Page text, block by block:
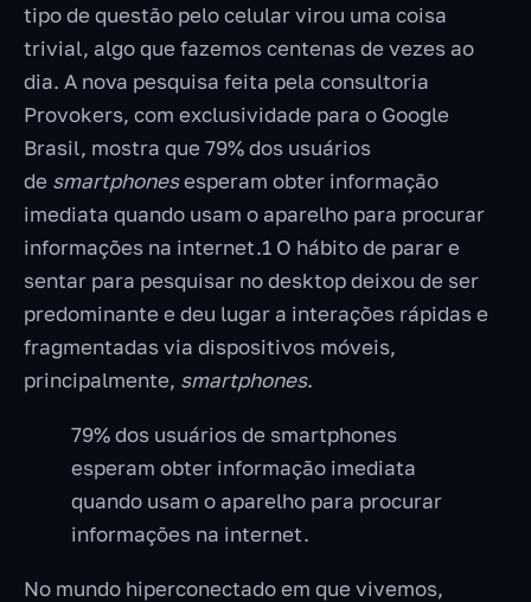
tipo de questão pelo celular virou uma coisa
trivial, algo que fazemos centenas de vezes ao
dia. A nova pesquisa feita pela consultoria
Provokers, com exclusividade para o Google
Brasil, mostra que 79% dos usuários
de smartphonesesperam obter informação
imediata quando usam o aparelho para procurar
informações na internet.1 O hábito de parar e
sentar para pesquisar no desktop deixou de ser
predominante e deu lugar a interações rápidas e
fragmentadas via dispositivos móveis,
principalmente, smartphones.
79% dos usuários de smartphones
esperam obter informação imediata
quando usam o aparelho para procurar
informações na internet.
No mundo hiperconectado em que vivemos,